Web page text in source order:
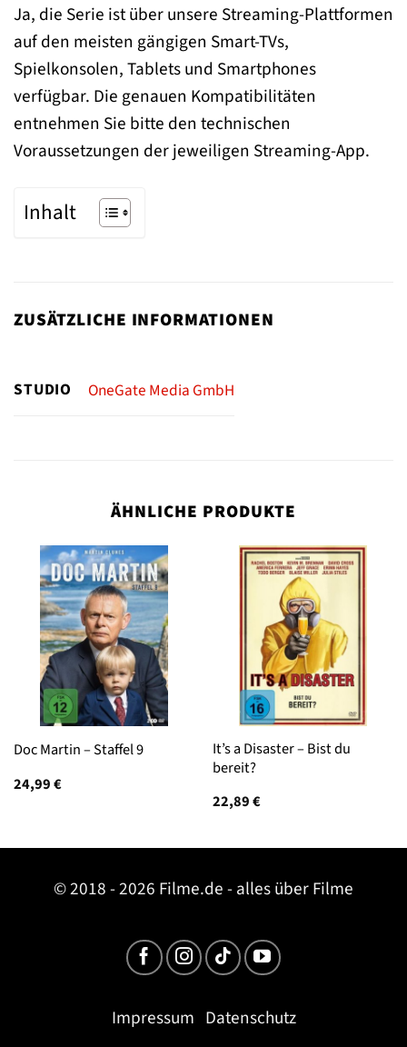
Ja, die Serie ist über unsere Streaming-Plattformen
auf den meisten gängigen Smart-TVs,
Spielkonsolen, Tablets und Smartphones
verfügbar. Die genauen Kompatibilitäten
entnehmen Sie bitte den technischen
Voraussetzungen der jeweiligen Streaming-App.
Inhalt
ZUSÄTZLICHE INFORMATIONEN
STUDIO OneGate Media GmbH
ÄHNLICHE PRODUKTE
Doc Martin – Staffel 9
24,99€
It’s a Disaster – Bist du
bereit?
22,89€
© 2018 - 2026 Filme.de - alles über Filme
Impressum Datenschutz